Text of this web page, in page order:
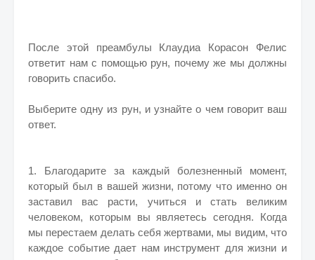
После этой преамбулы Клаудиа Корасон Фелис
ответит нам с помощью рун, почему же мы должны
говорить спасибо.
Выберите одну из рун, и узнайте о чем говорит ваш
ответ.
1. Благодарите за каждый болезненный момент,
который был в вашей жизни, потому что именно он
заставил вас расти, учиться и стать великим
человеком, которым вы являетесь сегодня. Когда
мы перестаем делать себя жертвами, мы видим, что
каждое событие дает нам инструмент для жизни и